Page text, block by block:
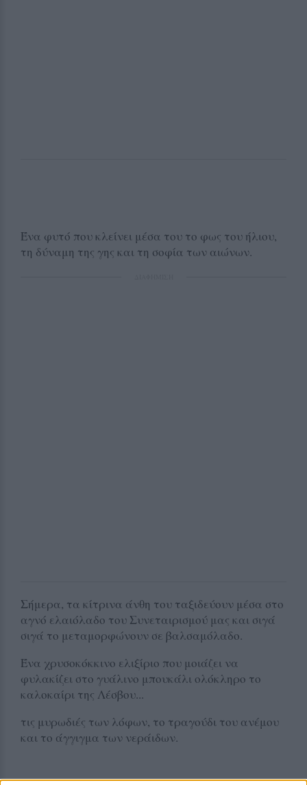
Ένα φυτό που κλείνει μέσα του το φως του ήλιου,
τη δύναμη της γης και τη σοφία των αιώνων.
Σήμερα, τα κίτρινα άνθη του ταξιδεύουν μέσα στο
αγνό ελαιόλαδο του Συνεταιρισμού μας και σιγά
σιγά το μεταμορφώνουν σε βαλσαμόλαδο.
Ένα χρυσοκόκκινο ελιξίριο που μοιάζει να
φυλακίζει στο γυάλινο μπουκάλι ολόκληρο το
καλοκαίρι της Λέσβου...
τις μυρωδιές των λόφων, το τραγούδι του ανέμου
και το άγγιγμα των νεράιδων.